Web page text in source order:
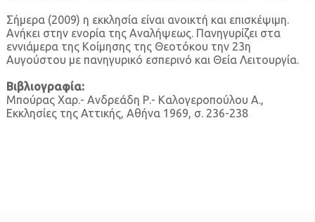
Σήμερα (2009) η εκκλησία είναι ανοικτή και επισκέψιμη.
Ανήκει στην ενορία της Αναλήψεως. Πανηγυρίζει στα
εννιάμερα της Κοίμησης της Θεοτόκου την 23η
Αυγούστου με πανηγυρικό εσπερινό και Θεία Λειτουργία.
Βιβλιογραφία:
Μπούρας Χαρ.- Ανδρεάδη Ρ.- Καλογεροπούλου Α.,
Εκκλησίες της Αττικής, Αθήνα 1969, σ. 236-238